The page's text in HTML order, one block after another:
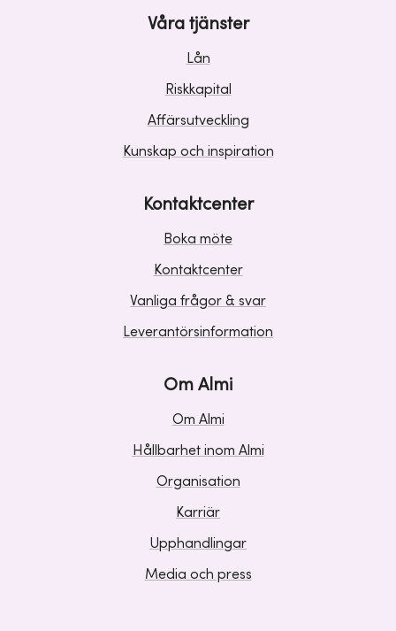
Våra tjänster
Lån
Riskkapital
Affärsutveckling
Kunskap och inspiration
Kontaktcenter
Boka möte
Kontaktcenter
Vanliga frågor & svar
Leverantörsinformation
Om Almi
Om Almi
Hållbarhet inom Almi
Organisation
Karriär
Upphandlingar
Media och press